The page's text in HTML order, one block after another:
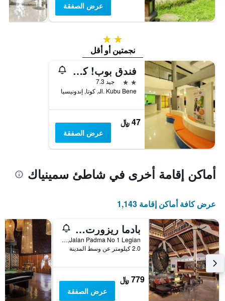
عرض الصفقة
2 نجمتين
نجمتين أو أقل
فندق بوب! كوتا بيتش
2 نجمتين
جيد 7.3
Jl. Kubu Bene, كوتا, إندونيسيا
47 ﷼
عرض الصفقة
أماكن إقامة أخرى في شاطئ سمينياك
عرض كافة أماكن إقامة 1,143
بادما ريزورت ليغِيان
Jalan Padma No 1 Legian, كوتا, إندونيسيا
2.0 كيلومتر عن وسط المدينة
779 ﷼
عرض الصفقة